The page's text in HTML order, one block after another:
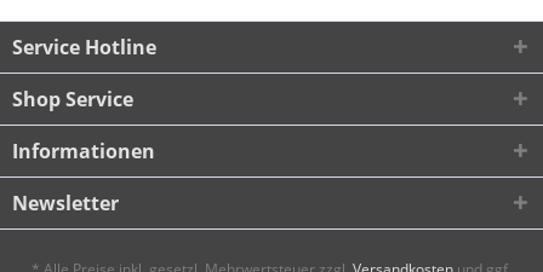
Service Hotline
Shop Service
Informationen
Newsletter